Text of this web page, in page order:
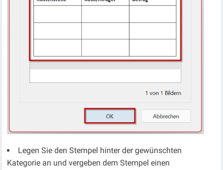
Legen Sie den Stempel hinter der gewünschten
Kategorie an und vergeben dem Stempel einen